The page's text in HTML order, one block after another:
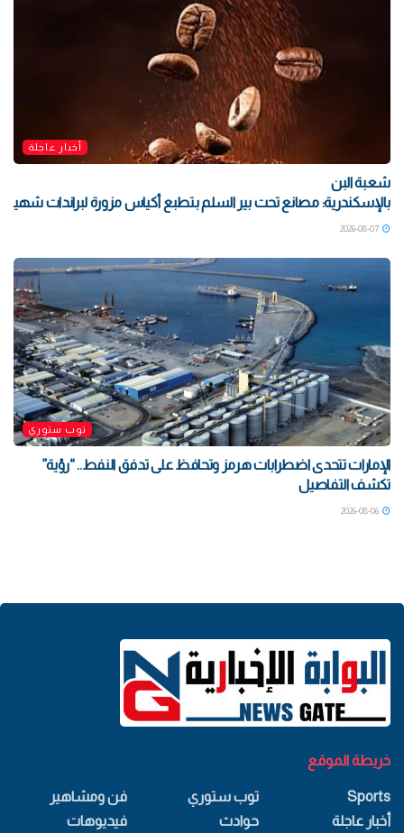
أخبار عاجلة
شعبة البن
بالإسكندرية: مصانع تحت بير السلم بتطبع أكياس مزورة لبراندات شهيرة
توب ستوري
الإمارات تتحدى اضطرابات هرمز وتحافظ على تدفق النفط.. “رؤية”
تكشف التفاصيل
خريطة الموقع
Sports
أخبار عاجلة
توب ستوري
حوادث
فن ومشاهير
فيديوهات